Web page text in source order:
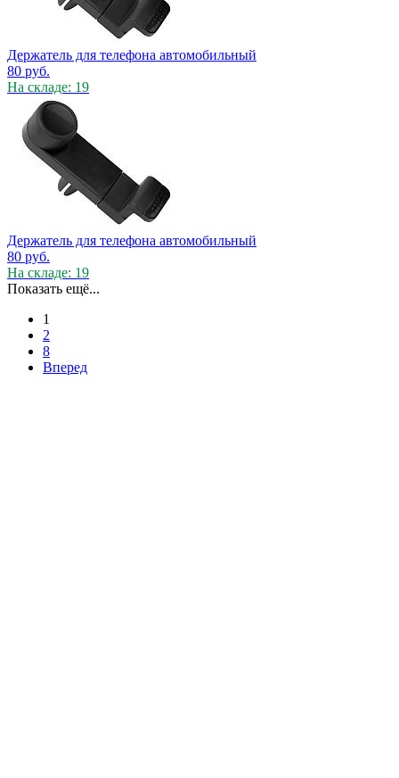
Держатель для телефона автомобильный
80 руб.
На складе: 19
Держатель для телефона автомобильный
80 руб.
На складе: 19
Показать ещё...
1
2
8
Вперед